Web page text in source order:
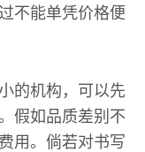
不能单凭价格便
的机构，可以先
假如品质差别不
用。倘若对书写